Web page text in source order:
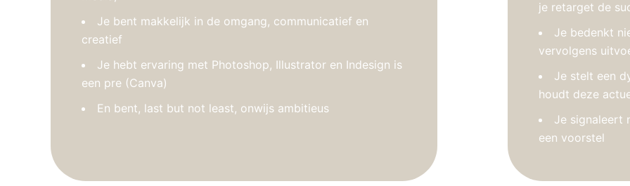
Je bent makkelijk in de omgang, communicatief en
creatief
Je hebt ervaring met Photoshop, Illustrator en Indesign is
een pre (Canva)
En bent, last but not least, onwijs ambitieus
je retarget de
Je bedenkt
vervolgens
Je stelt een
houdt deze
Je signaleert
een voorstel